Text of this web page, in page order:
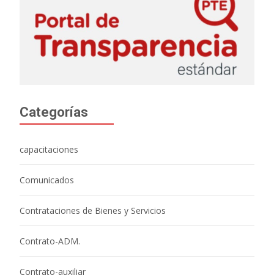
Categorías
capacitaciones
Comunicados
Contrataciones de Bienes y Servicios
Contrato-ADM.
Contrato-auxiliar